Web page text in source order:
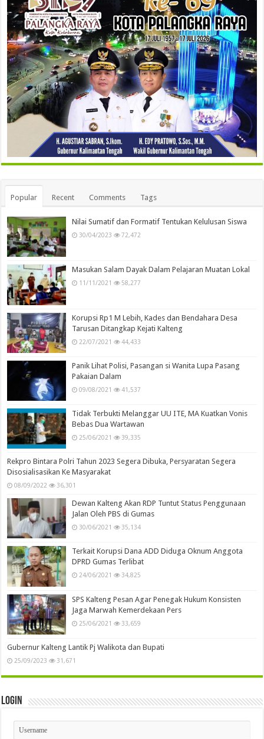
Popular Recent Comments Tags
Nilai Sumatif dan Formatif Tentukan Kelulusan Siswa
30/04/2023 72,472
Masukan Salam Dayak Dalam Pelajaran Muatan Lokal
11/11/2021 58,277
Korupsi Rp1 M Lebih, Kades dan Bendahara Desa
Tarusan Ditangkap Kejati Kalteng
22/07/2021 44,433
Panik Lihat Polisi, Pasangan si Wanita Lupa Pasang
Pakaian Dalam
09/08/2021 41,537
Tidak Terbukti Melanggar UU ITE, MA Kuatkan Vonis
Bebas Dua Wartawan
25/06/2021 39,335
Rekpro Bintara Polri Tahun 2023 Segera Dibuka, Persyaratan Segera
Disosialisasikan Ke Masyarakat
08/09/2022 36,301
Dewan Kalteng Akan RDP Tuntut Status Penggunaan
Jalan Oleh PBS di Gumas
30/06/2021 35,134
Terkait Korupsi Dana ADD Diduga Oknum Anggota
DPRD Gumas Terlibat
24/06/2021 34,825
SPS Kalteng Pesan Agar Penegak Hukum Konsisten
Jaga Marwah Kemerdekaan Pers
25/06/2021 33,659
Gubernur Kalteng Lantik Pj Walikota dan Bupati
25/09/2023 31,671
Login